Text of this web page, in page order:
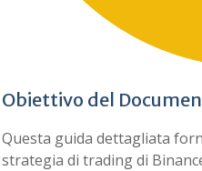
Obiettivo del
Questa guida dettagliata
strategia di trading di